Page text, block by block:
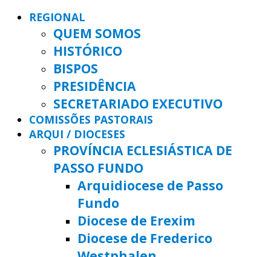
REGIONAL
QUEM SOMOS
HISTÓRICO
BISPOS
PRESIDÊNCIA
SECRETARIADO EXECUTIVO
COMISSÕES PASTORAIS
ARQUI / DIOCESES
PROVÍNCIA ECLESIÁSTICA DE
PASSO FUNDO
Arquidiocese de Passo
Fundo
Diocese de Erexim
Diocese de Frederico